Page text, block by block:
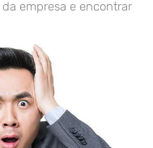
empresa e encontrar